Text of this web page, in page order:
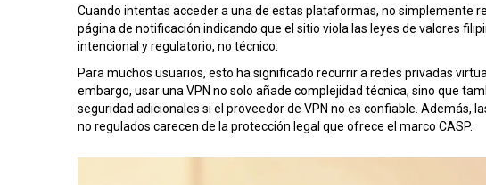
Cuando intentas acceder a una de estas plataformas, no simplemente
página de notificación indicando que el sitio viola las leyes de valores
intencional y regulatorio, no técnico.
Para muchos usuarios, esto ha significado recurrir a redes privadas
embargo, usar una VPN no solo añade complejidad técnica, sino que
seguridad adicionales si el proveedor de VPN no es confiable. Además,
no regulados carecen de la protección legal que ofrece el marco CASP.